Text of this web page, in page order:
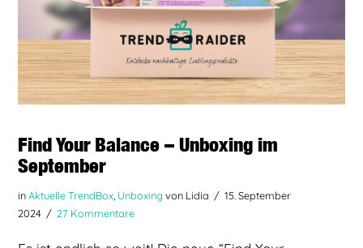
Find Your Balance – Unboxing im
September
inAktuelle TrendBox Unboxing von Lidia
15. September
2024
27 Kommentare